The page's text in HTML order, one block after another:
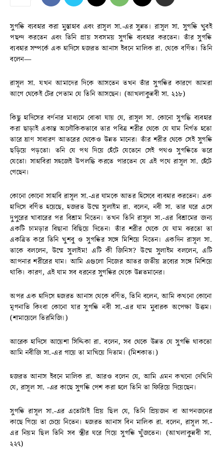
সুগন্ধি ব্যবহার করা মুস্তাহাব এবং রাসূল সা.-এর সুন্নত। রাসূল সা. সুগন্ধি খুবই
পছন্দ করতেন এবং তিনি প্রায় সবসময় সুগন্ধি ব্যবহার করতেন। তাঁর সুগন্ধি
ব্যবহার সম্পর্কে এক হাদিসে হজরত আনাস ইবনে মালিক রা. থেকে বর্ণিত। তিনি
বলেন—
রাসূল সা. যখন আমাদের দিকে আসতেন তখন তাঁর সুগন্ধির কারণে আমরা
আগে থেকেই টের পেতাম যে তিনি আসছেন। (আখলাকুন্নবী সা. ২১৮)
কিছু হাদিসের বর্ণনার মাধ্যমে বোঝা যায় যে, রাসূল সা. কোনো সুগদ্ধি ব্যবহার
করা ছাড়াই একান্ত অলৌকিকভাবে তার পবিত্র শরীর থেকে যে ঘাম নির্গত হতো
তারে ঘ্রাণ সাধারণ আতরের থেকেও উন্নত মানের। তাঁর শরীর থেকে সেই সুগন্ধি
ছড়িয়ে পড়তো। তনি যে পথ দিয়ে হেঁটে যেতেনে সেই পথও সুগন্ধিতে ভরে
যেতো। সাহাবিরা সহজেই উপলদ্ধি করতে পারতেন যে এই পথে রাসূল সা. হেঁটে
গেছেন।
কোনো কোনো সাহাবি রাসূল সা.-এর ঘামকে আতর হিসেবে ব্যবহার করতেন। এক
হাদিসে বর্ণিত হয়েছে, হজরত উম্মে সুলাইম রা. বলেন, নবী সা. তার ঘরে এসে
দুপুরের খাবারের পর বিশ্রাম নিতেন। তখন তিনি রাসূল সা.-এর বিশ্রামের জন্য
একটি চামড়ার বিছানা বিছিয়ে দিতেন। তাঁর শরীর থেকে যে ঘাম ঝরতো তা
একত্রিত করে তিনি খুশবু ও সুগন্ধির সঙ্গে মিশিয়ে নিতেন। একদিন রাসূল সা.
তাকে বললেন, উম্মে সুলাইম! এটি কী জিনিস? উম্মে সুলাইম বললেন, এটি
আপনার শরীরের ঘাম। আমি এগুলো নিজের আতর জতীয় দ্রব্যের সঙ্গে মিশিয়ে
থাকি। কারণ, এই ঘাম সব ধরনের সুগন্ধির থেকে উন্নতমানের।
অপর এক হাদিসে হজরত আনাস থেকে বর্ণিত, তিনি বলেন, আমি কখনো কোনো
মৃগনাভি কিংবা কোনো যার সুগন্ধি নবী সা.-এর ঘাম মুবারক অপেক্ষা উত্তম।
(শামায়েলে তিরমিজি।)
আরেক হাদিসে আয়েশা সিদ্দিকা রা. বলেন, সব থেকে উন্নত যে সুগন্ধি থাকতো
আমি নবীজি সা.-এর গায়ে তা মাখিয়ে দিতাম। (মিশকাত।)
হজরত আনাস ইবনে মালিক রা. আরও বলেন যে, আমি এমন কখনো দেখিনি
যে, রাসূল সা. -এর কাছে সুগন্ধি পেশ করা হলে তিনি তা ফিরিয়ে দিয়েছেন।
সুগন্ধি রাসূল সা.-এর এতোটাই প্রিয় ছিল যে, তিনি প্রিয়জন বা আপনজনের
কাছে গিয়ে তা চেয়ে নিতেন। হজরত আনাস বিন মালিক রা. বলেন, রাসূল সা.-
এর নিয়ম ছিল তিনি সব স্ত্রীর ঘরে গিয়ে সুগন্ধি খুঁজতেন। (আখলাকু্ন্নবী সা.
২২৭)